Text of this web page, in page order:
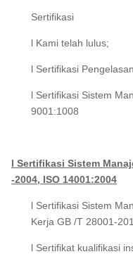
Sertifikasi
l Kami telah lulus;
l Sertifikasi
l Sertifikasi Sistem
9001:1008
l Sertifikasi Sistem
-2004, ISO 14001:2004
l Sertifikasi Sistem
Kerja GB /T 28001-
l Sertifikat kualifikasi